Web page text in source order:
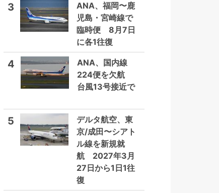
3
ANA、福岡〜鹿
児島・宮崎線で
臨時便 8月7日
に各1往復
4
ANA、国内線
224便を欠航
台風13号接近で
5
デルタ航空、東
京/成田〜シアト
ル線を新規就
航 2027年3月
27日から1日1往
復